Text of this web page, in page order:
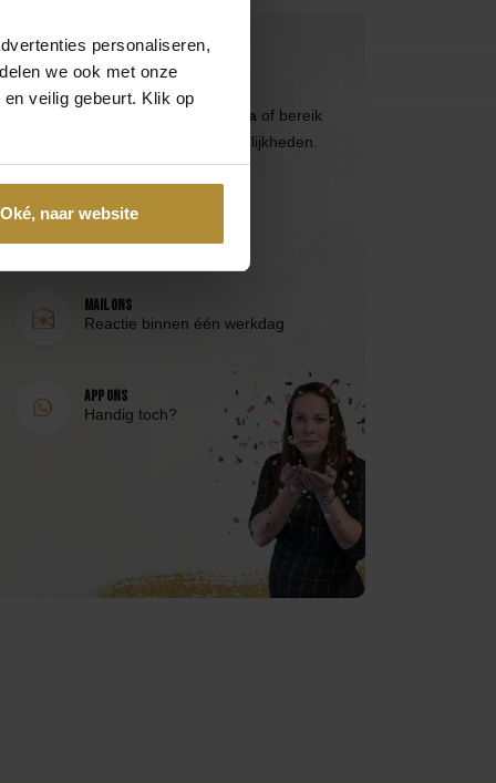
personaliseren,
we ook met onze
veilig gebeurt. Klik op
Oké, naar website
Neem direct contact op
klantenservicepagina of bereik
ons via de volgende contactmogelijkheden.
Bel 085 - 2007 595
Mail ons
Reactie binnen één werkdag
App ons
Handig toch?